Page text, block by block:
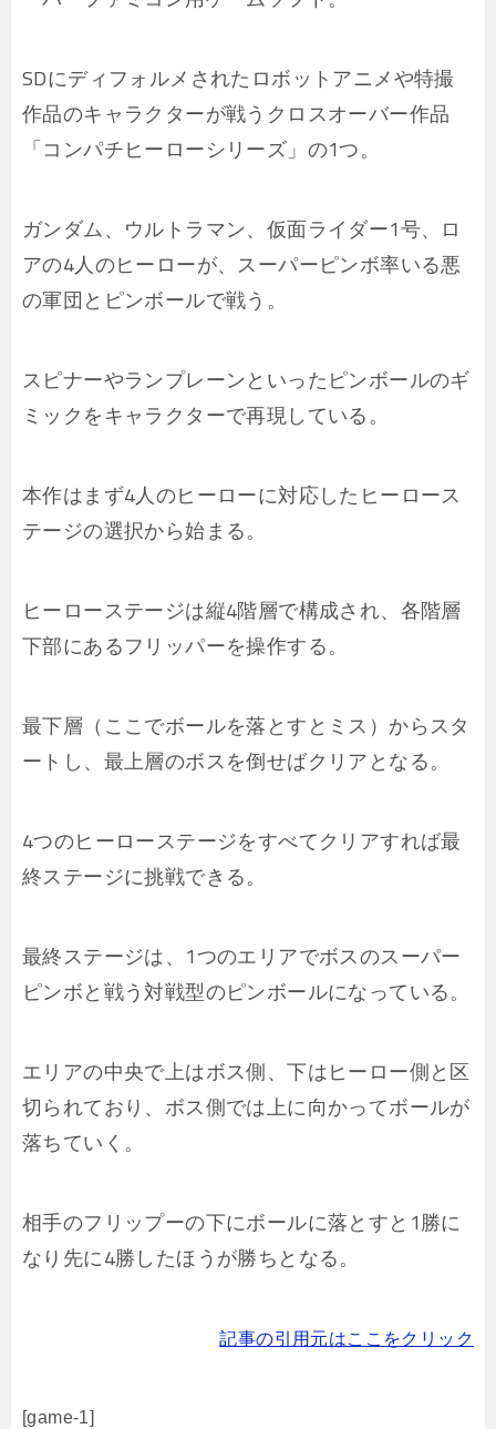
SDにディフォルメされたロボットアニメや特撮
作品のキャラクターが戦うクロスオーバー作品
「コンパチヒーローシリーズ」の1つ。
ガンダム、ウルトラマン、仮面ライダー1号、ロ
アの4人のヒーローが、スーパーピンボ率いる悪
の軍団とピンボールで戦う。
スピナーやランプレーンといったピンボールのギ
ミックをキャラクターで再現している。
本作はまず4人のヒーローに対応したヒーロース
テージの選択から始まる。
ヒーローステージは縦4階層で構成され、各階層
下部にあるフリッパーを操作する。
最下層（ここでボールを落とすとミス）からスタ
ートし、最上層のボスを倒せばクリアとなる。
4つのヒーローステージをすべてクリアすれば最
終ステージに挑戦できる。
最終ステージは、1つのエリアでボスのスーパー
ピンボと戦う対戦型のピンボールになっている。
エリアの中央で上はボス側、下はヒーロー側と区
切られており、ボス側では上に向かってボールが
落ちていく。
相手のフリップーの下にボールに落とすと1勝に
なり先に4勝したほうが勝ちとなる。
記事の引用元はここをクリック
[game-1]